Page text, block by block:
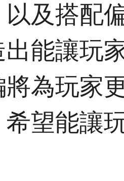
以及搭配
能讓玩
為玩家
希望能讓